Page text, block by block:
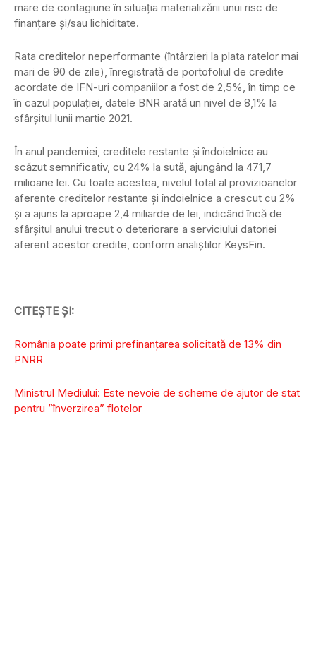
mare de contagiune în situația materializării unui risc de
finanțare și/sau lichiditate.
Rata creditelor neperformante (întârzieri la plata ratelor mai
mari de 90 de zile), înregistrată de portofoliul de credite
acordate de IFN-uri companiilor a fost de 2,5%, în timp ce
în cazul populației, datele BNR arată un nivel de 8,1% la
sfârșitul lunii martie 2021.
În anul pandemiei, creditele restante și îndoielnice au
scăzut semnificativ, cu 24% la sută, ajungând la 471,7
milioane lei. Cu toate acestea, nivelul total al provizioanelor
aferente creditelor restante și îndoielnice a crescut cu 2%
și a ajuns la aproape 2,4 miliarde de lei, indicând încă de
sfârșitul anului trecut o deteriorare a serviciului datoriei
aferent acestor credite, conform analiștilor KeysFin.
CITEȘTE ȘI:
România poate primi prefinanţarea solicitată de 13% din
PNRR
Ministrul Mediului: Este nevoie de scheme de ajutor de stat
pentru ”înverzirea” flotelor